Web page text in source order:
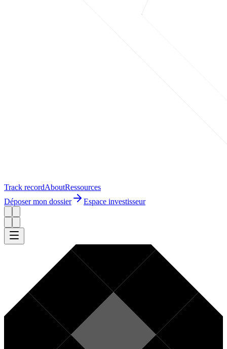
Track recordAboutRessources
Déposer mon dossier
Espace investisseur